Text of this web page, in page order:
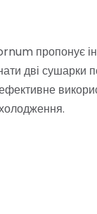
пропонує
дві сушарки